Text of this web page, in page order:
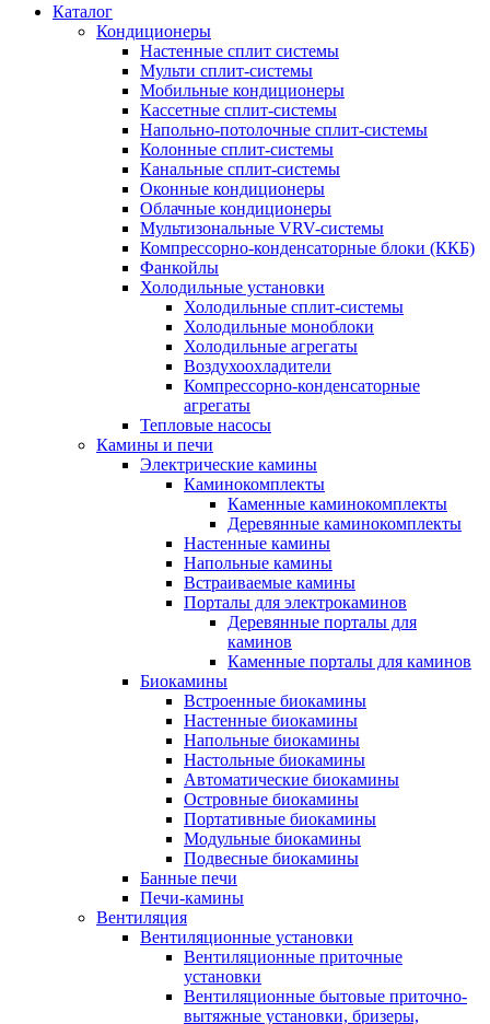
Каталог
Кондиционеры
Настенные сплит системы
Мульти сплит-системы
Мобильные кондиционеры
Кассетные сплит-системы
Напольно-потолочные сплит-системы
Колонные сплит-системы
Канальные сплит-системы
Оконные кондиционеры
Облачные кондиционеры
Мультизональные VRV-системы
Компрессорно-конденсаторные блоки (ККБ)
Фанкойлы
Холодильные установки
Холодильные сплит-системы
Холодильные моноблоки
Холодильные агрегаты
Воздухоохладители
Компрессорно-конденсаторные
агрегаты
Тепловые насосы
Камины и печи
Электрические камины
Каминокомплекты
Каменные каминокомплекты
Деревянные каминокомплекты
Настенные камины
Напольные камины
Встраиваемые камины
Порталы для электрокаминов
Деревянные порталы для
каминов
Каменные порталы для каминов
Биокамины
Встроенные биокамины
Настенные биокамины
Напольные биокамины
Настольные биокамины
Автоматические биокамины
Островные биокамины
Портативные биокамины
Модульные биокамины
Подвесные биокамины
Банные печи
Печи-камины
Вентиляция
Вентиляционные установки
Вентиляционные приточные
установки
Вентиляционные бытовые приточно-
вытяжные установки, бризеры,